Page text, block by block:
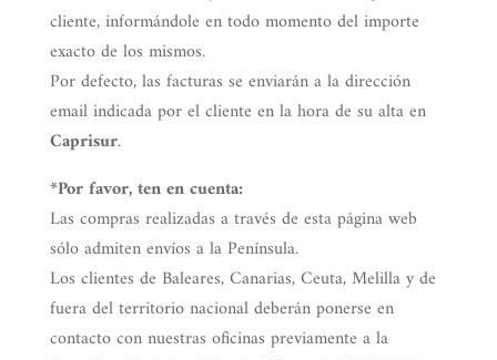
cliente, informándole en todo momento del importe
exacto de los mismos.
Por defecto, las facturas se enviarán a la dirección
email indicada por el cliente en la hora de su alta en
Caprisur.
*Por favor, ten en cuenta:
Las compras realizadas a través de esta página web
sólo admiten envíos a la Península.
Los clientes de Baleares, Canarias, Ceuta, Melilla y de
fuera del territorio nacional deberán ponerse en
contacto con nuestras oficinas previamente a la